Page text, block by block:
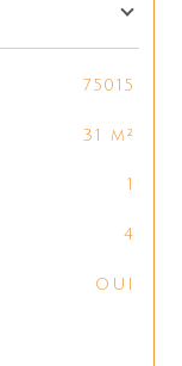
75015
31 m²
1
4
OUI